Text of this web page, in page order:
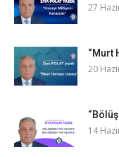
27
“Murt
20
14